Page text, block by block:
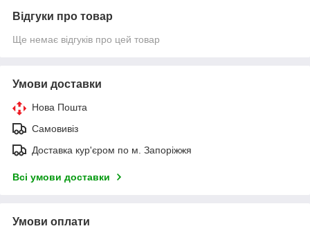
Відгуки про товар
Ще немає відгуків про цей товар
Умови доставки
Нова Пошта
Самовивіз
Доставка кур'єром по м. Запоріжжя
Всі умови доставки
Умови оплати